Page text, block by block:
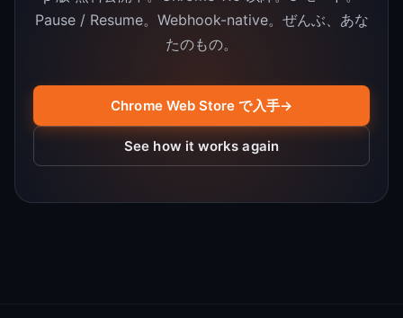
Pause / Resume。Webhook-native。ぜんぶ、あな
たのもの。
Chrome Web Store で入手→
See how it works again